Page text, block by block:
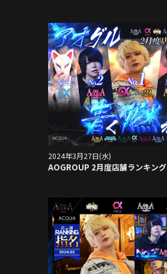
2024年3月27日(水)
AOGROUP 2月度店舗ランキング